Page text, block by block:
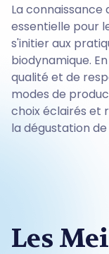
La
essentielle pour
s'initier aux
biodynamique.
qualité et de
modes de
choix éclairés et
la dégustation de
Les